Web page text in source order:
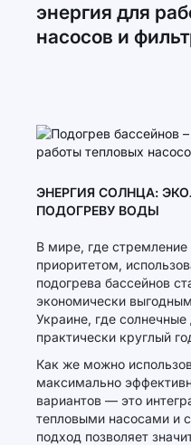
энергия для
насосов и
ЭНЕРГИЯ СОЛНЦА:
ПОДОГРЕВУ ВОДЫ
В мире, где стремление
приоритетом,
подогрева бассейнов
экономически
Украине, где
практически круглый
Как же можно
максимально
вариантов — это
тепловыми насосами и
подход позволяет